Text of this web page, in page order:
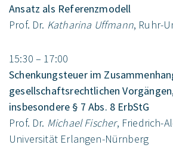
Ansatz als Referenzmodell
Prof. Dr. Katharina Uffmann, Ruhr-
15:30 – 17:00
Schenkungsteuer im
gesellschaftsrechtlichen
insbesondere § 7 Abs. 8 ErbStG
Prof. Dr. Michael Fischer, Friedrich-
Universität Erlangen-Nürnberg